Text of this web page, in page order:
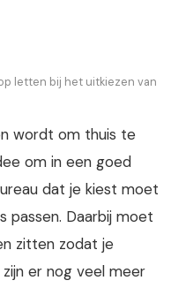
letten bij het uitkiezen van
wordt om thuis te
om in een goed
dat je kiest moet
passen. Daarbij moet
zitten zodat je
er nog veel meer